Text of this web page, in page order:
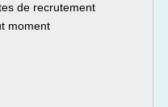
de recrutement
moment